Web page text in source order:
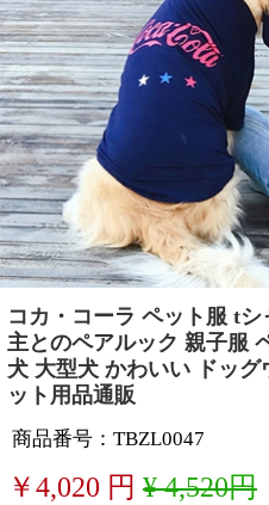
コカ・コーラ ペット服 tシ
主とのペアルック 親子服
犬 大型犬 かわいい ドッ
ット用品通販
商品番号：TBZL0047
￥4,020 円 ¥ 4,520円